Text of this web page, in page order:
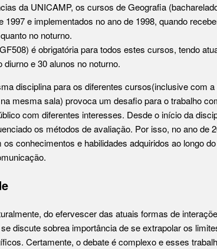
da UNICAMP, os cursos de Geografia
1997 e implementados no ano de 1998, quando
no noturno.
é obrigatória para todos estes cursos, tendo
e 30 alunos no noturno.
disciplina para os diferentes cursos(inclusive com
mesma sala) provoca um desafio para o trabalho
com diferentes interesses. Desde o início da
os métodos de avaliação. Por isso, no ano de
conhecimentos e habilidades adquiridos ao longo
do efervescer das atuais formas de
discute sobrea importância de se extrapolar os
Certamente, o debate é complexo e esses